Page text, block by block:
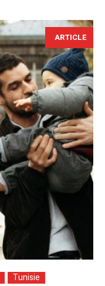
ARTICLE
Tunisie